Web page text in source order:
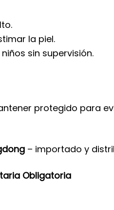
la piel.
sin supervisión.
protegido para
– importado y
Obligatoria